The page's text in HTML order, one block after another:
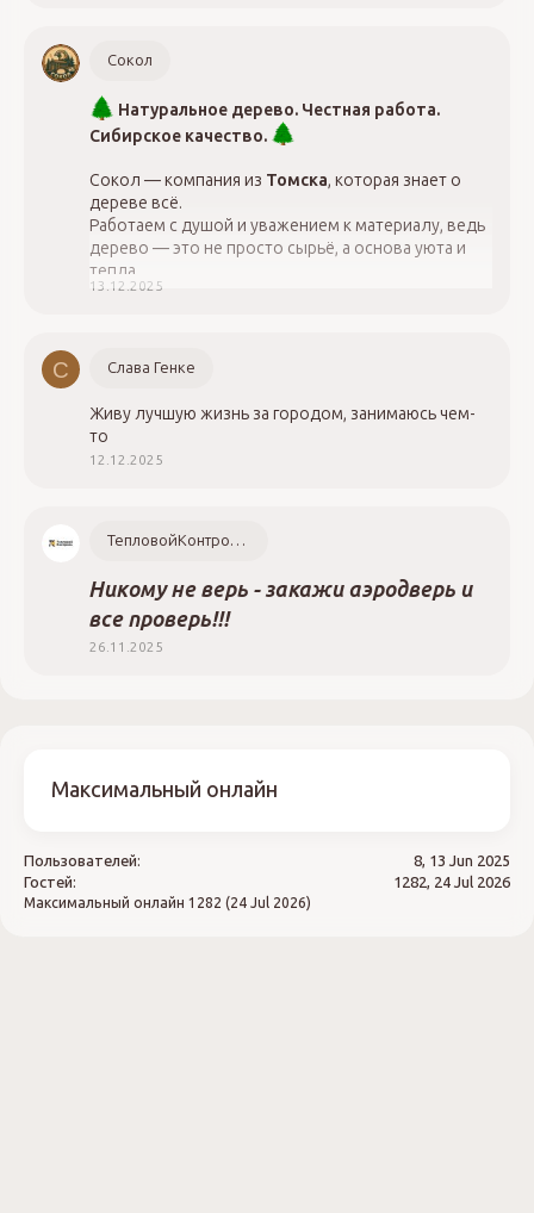
Сокол
Натуральное дерево. Честная работа.
Сибирское качество.
Сокол — компания из Томска, которая знает о
дереве всё.
Работаем с душой и уважением к материалу, ведь
дерево — это не просто сырьё, а основа уюта и
тепла.
13.12.2025
С Слава Генке
Живу лучшую жизнь за городом, занимаюсь чем-
то
12.12.2025
ТепловойКонтроль.РФ
Никому не верь - закажи аэродверь и
все проверь!!!
26.11.2025
Максимальный онлайн
Пользователей:
8, 13 Jun 2025
Гостей:
1282, 24 Jul 2026
Максимальный онлайн 1282 (24 Jul 2026)